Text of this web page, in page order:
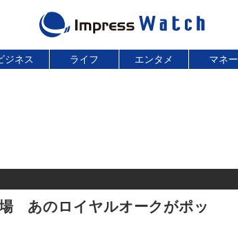
ジネス ライフ エンタメ マネー
あのロイヤルオークがポッ